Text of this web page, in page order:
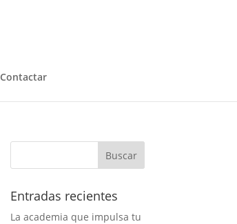
Contactar
Entradas recientes
La academia que impulsa tu